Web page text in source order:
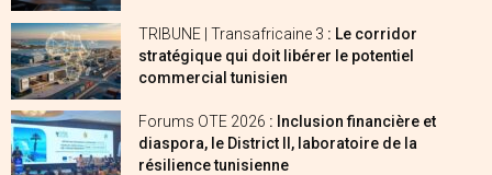
TRIBUNE | Transafricaine 3 : Le corridor
stratégique qui doit libérer le potentiel
commercial tunisien
Forums OTE 2026 : Inclusion financière et
diaspora, le District II, laboratoire de la
résilience tunisienne